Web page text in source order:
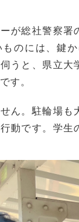
が総社警察
のには、鍵
うと、県立
す。
ん。駐輪場
動です。学